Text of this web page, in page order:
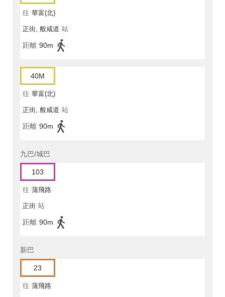
往 華富(北)
正街, 般咸道 站
距離 90m
40M
往 華富(北)
正街, 般咸道 站
距離 90m
九巴/城巴
103
往 蒲飛路
正街 站
距離 90m
新巴
23
往 蒲飛路